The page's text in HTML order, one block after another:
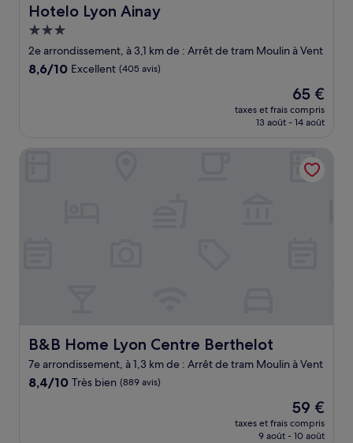
Hotelo Lyon Ainay
Hotelo Lyon Ainay
Hébergement
3.0 étoiles
2e arrondissement, à 3,1 km de : Arrêt de tram Moulin à Vent
8.6
8,6/10 Excellent (405 avis)
Le
nouveau
prix
de
65 €
65 €
taxes et frais compris
13 août - 14 août
B&B Home Lyon Centre Berthelot
B&B Home Lyon Centre Berthelot
7e arrondissement, à 1,3 km de : Arrêt de tram Moulin à Vent
8.4
8,4/10 Très bien (889 avis)
Le
nouveau
prix
59 €
taxes et frais compris
9 août - 10 août